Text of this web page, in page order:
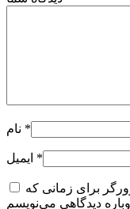
*
*
برای زمانی که